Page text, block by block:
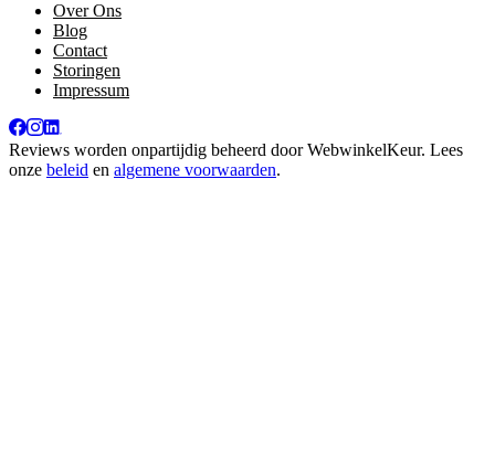
Over Ons
Blog
Contact
Storingen
Impressum
Reviews worden onpartijdig beheerd doorWebwinkelKeur. Lees
onze beleid en algemene voorwaarden.